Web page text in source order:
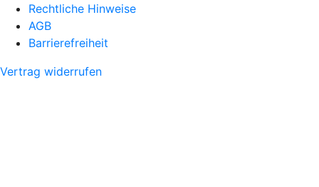
Rechtliche Hinweise
AGB
Barrierefreiheit
Vertrag widerrufen